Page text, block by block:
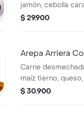
jamón, cebolla
lechuga + gaseosa
$ 29.900
Arepa Arriera
Carne
maíz tierno,
ripio, tocineta y
$ 30.900